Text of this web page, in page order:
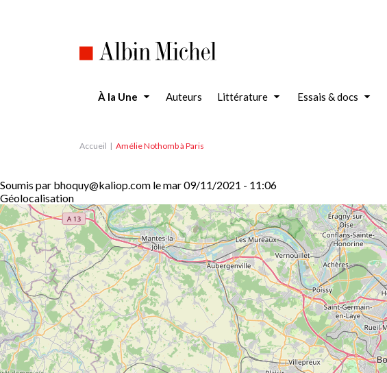
À la Une Auteurs Littérature Essais & docs
Accueil Amélie Nothomb à Paris
Soumis par bhoquy@kaliop.com lemar 09/11/2021 - 11:06
Géolocalisation